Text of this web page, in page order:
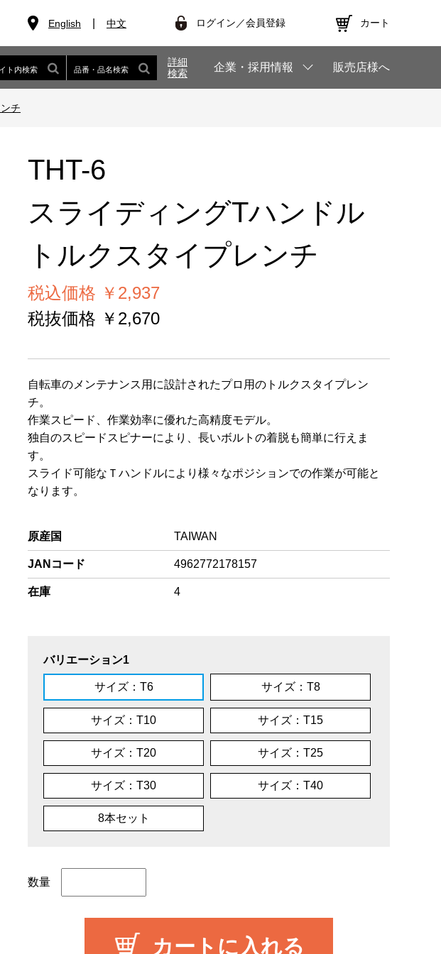
English 中文 ログイン／会員登録 カート
ト内検索 品番・品名検索
詳細
検索
企業・採用情報 販売店様へ
チ
THT-6
スライディングTハンドル
トルクスタイプレンチ
税込価格 ￥2,937
税抜価格 ￥2,670
自転車のメンテナンス用に設計されたプロ用のトルクスタイプレン
チ。
作業スピード、作業効率に優れた高精度モデル。
独自のスピードスピナーにより、長いボルトの着脱も簡単に行えま
す。
スライド可能なＴハンドルにより様々なポジションでの作業が可能と
なります。
原産国 TAIWAN
JANコード 4962772178157
在庫 4
バリエーション1
サイズ：T6 サイズ：T8
サイズ：T10 サイズ：T15
サイズ：T20 サイズ：T25
サイズ：T30 サイズ：T40
8本セット
数量
カートに入れる